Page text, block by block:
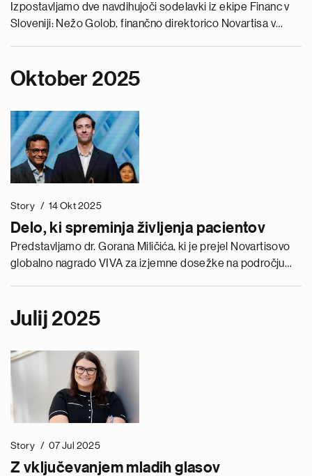
Financ
Izpostavljamo dve navdihujoči sodelavki iz ekipe Financ v
Sloveniji: Nežo Golob, finančno direktorico Novartisa v
Oktober 2025
Story 14 Okt 2025
Delo, ki spreminja življenja pacientov
Predstavljamo dr. Gorana Miličića, ki je prejel Novartisovo
globalno nagrado VIVA za izjemne dosežke na področju
Julij 2025
Story 07 Jul 2025
Z vključevanjem mladih glasov